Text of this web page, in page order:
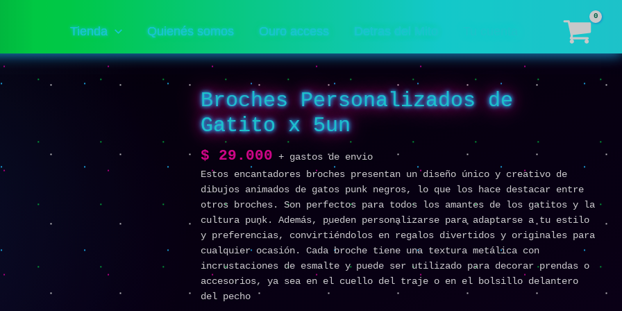
Tienda Quienés somos Ouro access Detras del Mito
Broches Personalizados de
Gatito x 5un
$ 29.000 + gastos de envio
Estos encantadores broches presentan un diseño único y creativo de
dibujos animados de gatos punk negros, lo que los hace destacar entre
otros broches. Son perfectos para todos los amantes de los gatitos y la
cultura punk. Además, pueden personalizarse para adaptarse a tu estilo
y preferencias, convirtiéndolos en regalos divertidos y originales para
cualquier ocasión. Cada broche tiene una textura metálica con
incrustaciones de esmalte y puede ser utilizado para decorar prendas o
accesorios, ya sea en el cuello del traje o en el bolsillo delantero
del pecho
Broches
Personalizados
de
Gatito
x
5un
cantidad
cantidad